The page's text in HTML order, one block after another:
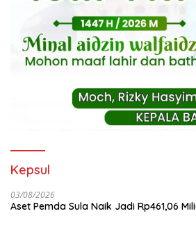
Kepsul
03/08/2026
Aset Pemda Sula Naik Jadi Rp461,06